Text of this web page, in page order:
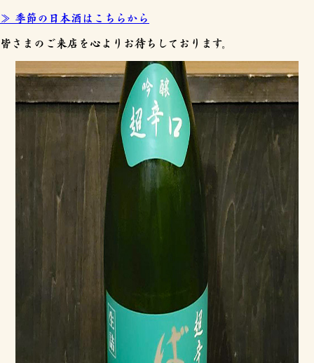
≫ 季節の日本酒はこちらから
皆さまのご来店を心よりお待ちしております。